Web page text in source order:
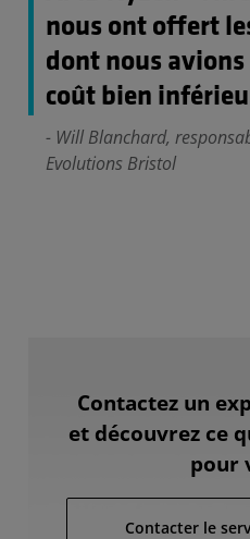
nous ont offert
dont nous
coût bien
- Will Blanchard,
Evolutions Bristol
Contactez un
et découvrez ce
pour
Contacter le